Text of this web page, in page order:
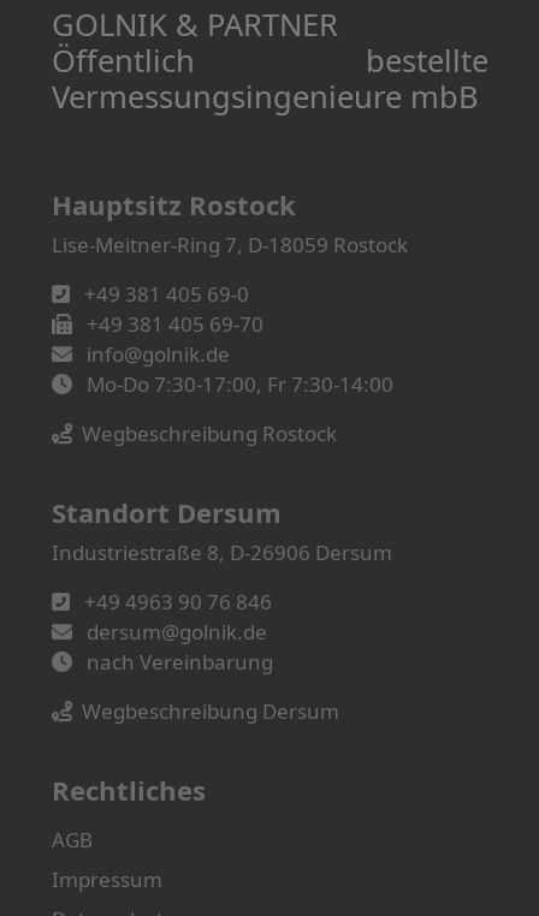
GOLNIK & PARTNER
Öffentlich bestellte
Vermessungs­­ingenieure mbB
Hauptsitz Rostock
Lise-Meitner-Ring 7, D-18059 Rostock
+49 381 405 69-0
+49 381 405 69-70
info@golnik.de
Mo-Do 7:30-17:00, Fr 7:30-14:00
Wegbeschreibung Rostock
Standort Dersum
Industriestraße 8, D-26906 Dersum
+49 4963 90 76 846
dersum@golnik.de
nach Vereinbarung
Wegbeschreibung Dersum
Rechtliches
AGB
Impressum